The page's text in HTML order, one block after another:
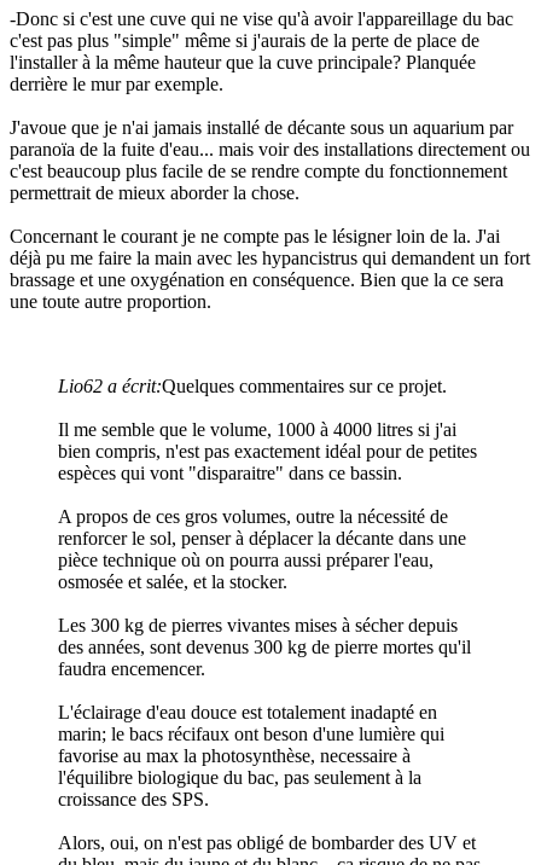
-Donc si c'est une cuve qui ne vise qu'à avoir l'appareillage du bac
c'est pas plus "simple" même si j'aurais de la perte de place de
l'installer à la même hauteur que la cuve principale? Planquée
derrière le mur par exemple.
J'avoue que je n'ai jamais installé de décante sous un aquarium par
paranoïa de la fuite d'eau... mais voir des installations directement ou
c'est beaucoup plus facile de se rendre compte du fonctionnement
permettrait de mieux aborder la chose.
Concernant le courant je ne compte pas le lésigner loin de la. J'ai
déjà pu me faire la main avec les hypancistrus qui demandent un fort
brassage et une oxygénation en conséquence. Bien que la ce sera
une toute autre proportion.
Lio62 a écrit:Quelques commentaires sur ce projet.
Il me semble que le volume, 1000 à 4000 litres si j'ai
bien compris, n'est pas exactement idéal pour de petites
espèces qui vont "disparaitre" dans ce bassin.
A propos de ces gros volumes, outre la nécessité de
renforcer le sol, penser à déplacer la décante dans une
pièce technique où on pourra aussi préparer l'eau,
osmosée et salée, et la stocker.
Les 300 kg de pierres vivantes mises à sécher depuis
des années, sont devenus 300 kg de pierre mortes qu'il
faudra encemencer.
L'éclairage d'eau douce est totalement inadapté en
marin; le bacs récifaux ont beson d'une lumière qui
favorise au max la photosynthèse, necessaire à
l'équilibre biologique du bac, pas seulement à la
croissance des SPS.
Alors, oui, on n'est pas obligé de bombarder des UV et